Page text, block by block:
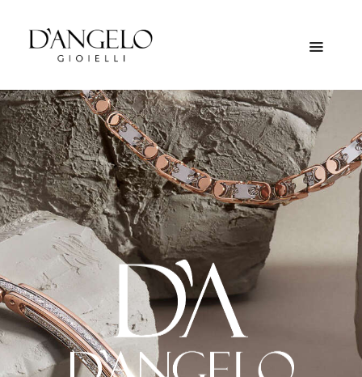
HOME
CHI SIAMO
SERVIZI
CONSIGLI E
NOTIZIE
CONTATTI